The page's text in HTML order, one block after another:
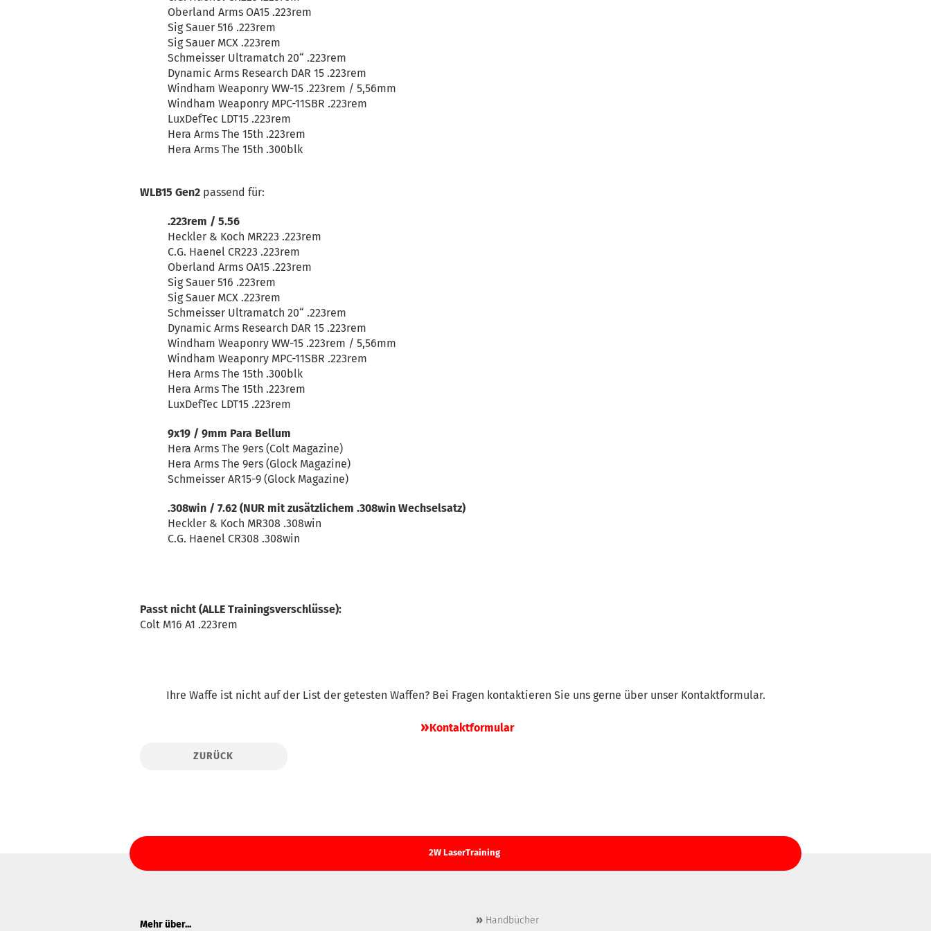
Oberland Arms OA15 .223rem
Sig Sauer 516 .223rem
Sig Sauer MCX .223rem
Schmeisser Ultramatch 20“ .223rem
Dynamic Arms Research DAR 15 .223rem
Windham Weaponry WW-15 .223rem / 5,56mm
Windham Weaponry MPC-11SBR .223rem
LuxDefTec LDT15 .223rem
Hera Arms The 15th .223rem
Hera Arms The 15th .300blk
WLB15 Gen2 passend für:
.223rem / 5.56
Heckler & Koch MR223 .223rem
C.G. Haenel CR223 .223rem
Oberland Arms OA15 .223rem
Sig Sauer 516 .223rem
Sig Sauer MCX .223rem
Schmeisser Ultramatch 20“ .223rem
Dynamic Arms Research DAR 15 .223rem
Windham Weaponry WW-15 .223rem / 5,56mm
Windham Weaponry MPC-11SBR .223rem
Hera Arms The 15th .300blk
Hera Arms The 15th .223rem
LuxDefTec LDT15 .223rem
9x19 / 9mm Para Bellum
Hera Arms The 9ers (Colt Magazine)
Hera Arms The 9ers (Glock Magazine)
Schmeisser AR15-9 (Glock Magazine)
.308win / 7.62 (NUR mit zusätzlichem .308win Wechselsatz)
Heckler & Koch MR308 .308win
C.G. Haenel CR308 .308win
Passt nicht (ALLE Trainingsverschlüsse):
Colt M16 A1 .223rem
Ihre Waffe ist nicht auf der List der getesten Waffen? Bei Fragen kontaktieren Sie uns gerne über unser Kontaktformular.
»Kontaktformular
ZURÜCK
2W LaserTraining
Mehr über... » Handbücher